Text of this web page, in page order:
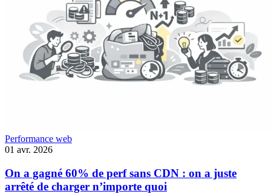
Performance web
01 avr. 2026
On a gagné 60% de perf sans CDN : on a juste
arrêté de charger n’importe quoi